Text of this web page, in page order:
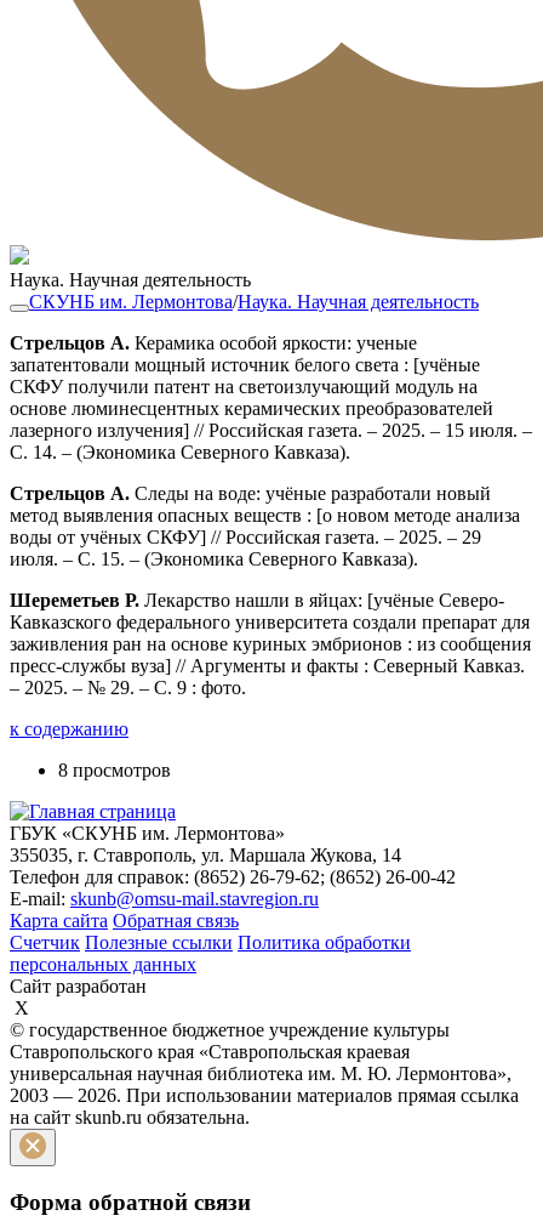
Наука. Научная деятельность
СКУНБ им. Лермонтова/Наука. Научная деятельность
Стрельцов А. Керамика особой яркости: ученые
запатентовали мощный источник белого света : [учёные
СКФУ получили патент на светоизлучающий модуль на
основе люминесцентных керамических преобразователей
лазерного излучения] // Российская газета. – 2025. – 15 июля. –
С. 14. – (Экономика Северного Кавказа).
Стрельцов А. Следы на воде: учёные разработали новый
метод выявления опасных веществ : [о новом методе анализа
воды от учёных СКФУ] // Российская газета. – 2025. – 29
июля. – С. 15. – (Экономика Северного Кавказа).
Шереметьев Р. Лекарство нашли в яйцах: [учёные Северо-
Кавказского федерального университета создали препарат для
заживления ран на основе куриных эмбрионов : из сообщения
пресс-службы вуза] // Аргументы и факты : Северный Кавказ.
– 2025. – № 29. – С. 9 : фото.
к содержанию
8 просмотров
ГБУК «СКУНБ им. Лермонтова»
355035, г. Ставрополь, ул. Маршала Жукова, 14
Телефон для справок: (8652) 26-79-62; (8652) 26-00-42
E-mail: skunb@omsu-mail.stavregion.ru
Карта сайта Обратная связь
Счетчик Полезные ссылки Политика обработки
персональных данных
Сайт разработан
X
© государственное бюджетное учреждение культуры
Ставропольского края «Ставропольская краевая
универсальная научная библиотека им. М. Ю. Лермонтова»,
2003 — 2026. При использовании материалов прямая ссылка
на сайт skunb.ru обязательна.
Форма обратной связи